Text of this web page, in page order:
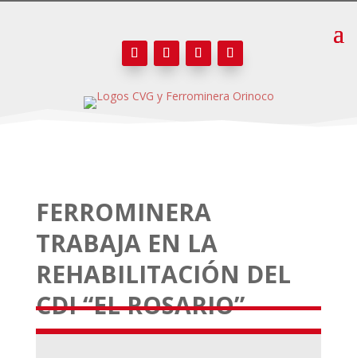
FERROMINERA
TRABAJA EN LA
REHABILITACIÓN DEL
CDI “EL ROSARIO”